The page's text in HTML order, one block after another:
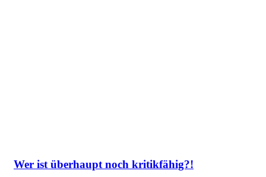
Wer ist überhaupt noch kritikfähig?!